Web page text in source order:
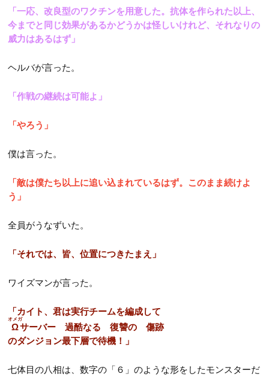
「一応、改良型のワクチンを用意した。抗体を作られた以上、
今までと同じ効果があるかどうかは怪しいけれど、それなりの
威力はあるはず」
ヘルバが言った。
「作戦の継続は可能よ」
「やろう」
僕は言った。
「敵は僕たち以上に追い込まれているはず。このまま続けよ
う」
全員がうなずいた。
「それでは、皆、位置につきたまえ」
ワイズマンが言った。
「カイト、君は実行チームを編成して
Ω
オメガ
サーバー 過酷なる 復讐の 傷跡
のダンジョン最下層で待機！」
七体目の八相は、数字の「６」のような形をしたモンスターだ